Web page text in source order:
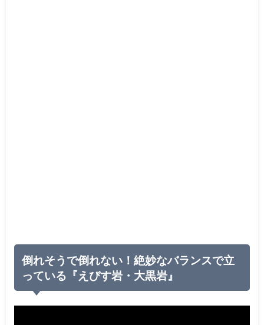
倒れそうで倒れない！絶妙なバランスで立
っている『えびす岩・大黒岩』